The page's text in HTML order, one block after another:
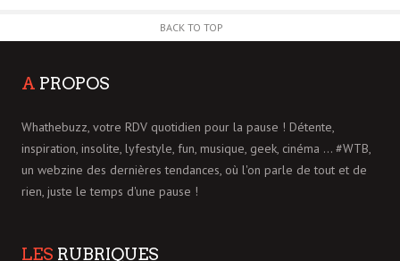
BACK TO TOP
A PROPOS
Whathebuzz, votre RDV quotidien pour la pause ! Détente,
inspiration, insolite, lyfestyle, fun, musique, geek, cinéma ... #WTB,
un webzine des dernières tendances, où l'on parle de tout et de
rien, juste le temps d'une pause !
LES RUBRIQUES